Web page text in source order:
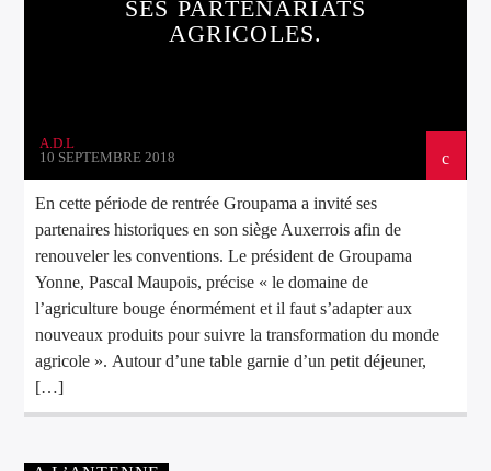
SES PARTENARIATS
AGRICOLES.
A.D.L
10 SEPTEMBRE 2018
En cette période de rentrée Groupama a invité ses
partenaires historiques en son siège Auxerrois afin de
renouveler les conventions. Le président de Groupama
Yonne, Pascal Maupois, précise « le domaine de
l’agriculture bouge énormément et il faut s’adapter aux
nouveaux produits pour suivre la transformation du monde
agricole ». Autour d’une table garnie d’un petit déjeuner,
[…]